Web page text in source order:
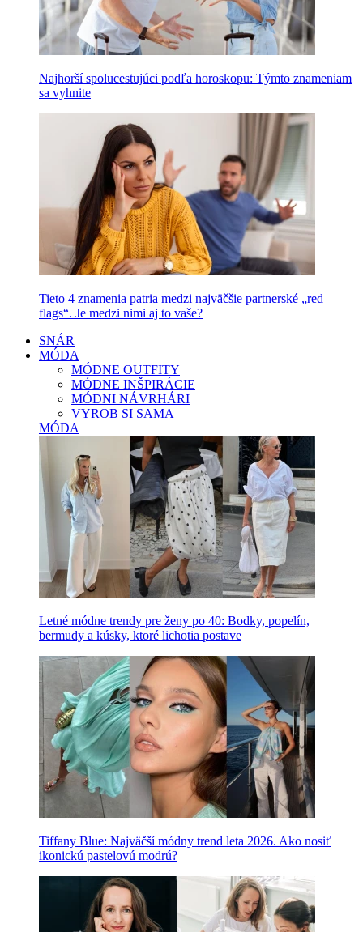
Najhorší spolucestujúci podľa horoskopu: Týmto znameniam
sa vyhnite
Tieto 4 znamenia patria medzi najväčšie partnerské „red
flags“. Je medzi nimi aj to vaše?
SNÁR
MÓDA
MÓDNE OUTFITY
MÓDNE INŠPIRÁCIE
MÓDNI NÁVRHÁRI
VYROB SI SAMA
MÓDA
Letné módne trendy pre ženy po 40: Bodky, popelín,
bermudy a kúsky, ktoré lichotia postave
Tiffany Blue: Najväčší módny trend leta 2026. Ako nosiť
ikonickú pastelovú modrú?